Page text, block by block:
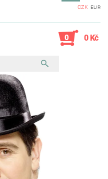
CZK EUR
0 0 Kč